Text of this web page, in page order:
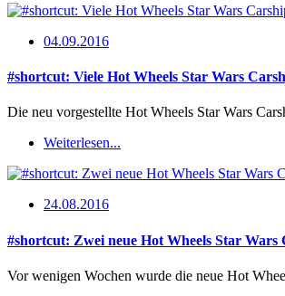
04.09.2016
#shortcut: Viele Hot Wheels Star Wars
Die neu vorgestellte Hot Wheels Star Wars
Weiterlesen...
24.08.2016
#shortcut: Zwei neue Hot Wheels Star Wars
Vor wenigen Wochen wurde die neue Hot